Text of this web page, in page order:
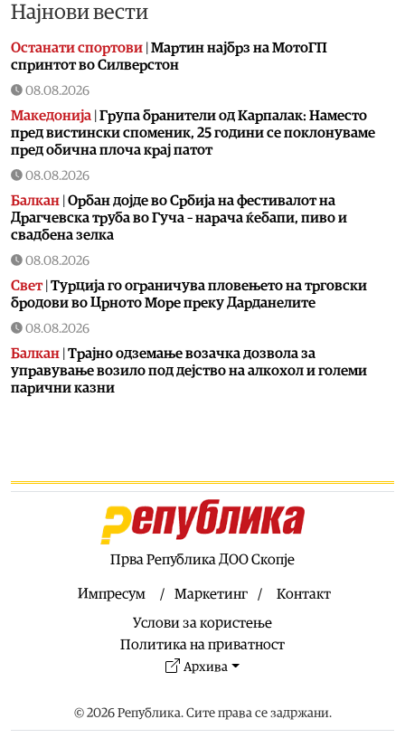
Најнови вести
Останати спортови Мартин најбрз на МотоГП
спринтот во Силверстон
08.08.2026
Македонија Група бранители од Карпалак: Наместо
пред вистински споменик, 25 години се поклонуваме
пред обична плоча крај патот
08.08.2026
Балкан Орбан дојде во Србија на фестивалот на
Драгчевска труба во Гуча – нарача ќебапи, пиво и
свадбена зелка
08.08.2026
Свет| Турција го ограничува пловењето на трговски
бродови во Црното Море преку Дарданелите
08.08.2026
Балкан Трајно одземање возачка дозвола за
управување возило под дејство на алкохол и големи
парични казни
08.08.2026
Иран: Отворањето на Ормутскиот Теснец зависи
вицешампионка во џиу-џицу
Матера – градот од камен кој како феникс се
издигнал од пепелта на срамот, бедата и заборавот
Убедлив триумф на Тиквеш над Башкими
Прва Република ДОО Скопје
Импресум Маркетинг
Контакт
Услови за користење
Политика на приватност
Архива
© 2026 Република. Сите права се задржани.